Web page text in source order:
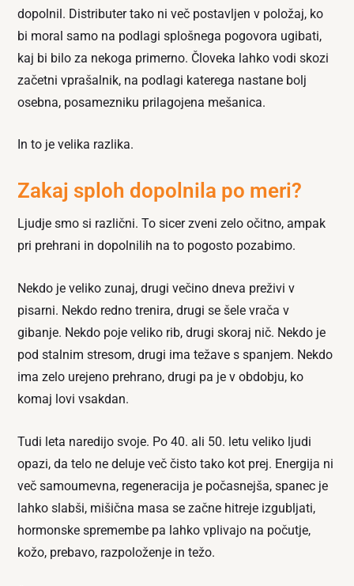
dopolnil. Distributer tako ni več postavljen v položaj, ko
bi moral samo na podlagi splošnega pogovora ugibati,
kaj bi bilo za nekoga primerno. Človeka lahko vodi skozi
začetni vprašalnik, na podlagi katerega nastane bolj
osebna, posamezniku prilagojena mešanica.
In to je velika razlika.
Zakaj sploh dopolnila po meri?
Ljudje smo si različni. To sicer zveni zelo očitno, ampak
pri prehrani in dopolnilih na to pogosto pozabimo.
Nekdo je veliko zunaj, drugi večino dneva preživi v
pisarni. Nekdo redno trenira, drugi se šele vrača v
gibanje. Nekdo poje veliko rib, drugi skoraj nič. Nekdo je
pod stalnim stresom, drugi ima težave s spanjem. Nekdo
ima zelo urejeno prehrano, drugi pa je v obdobju, ko
komaj lovi vsakdan.
Tudi leta naredijo svoje. Po 40. ali 50. letu veliko ljudi
opazi, da telo ne deluje več čisto tako kot prej. Energija ni
več samoumevna, regeneracija je počasnejša, spanec je
lahko slabši, mišična masa se začne hitreje izgubljati,
hormonske spremembe pa lahko vplivajo na počutje,
kožo, prebavo, razpoloženje in težo.